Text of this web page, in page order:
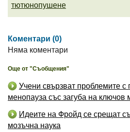
тютюнопушене
Коментари (0)
Няма коментари
Още от "Съобщения"
Учени свързват проблемите с
менопауза със загуба на ключов
Идеите на Фройд се срещат
мозъчна наука